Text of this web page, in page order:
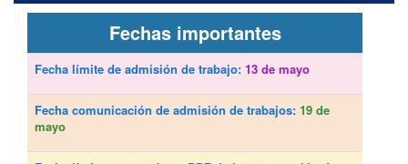
Fechas importantes
Fecha límite de admisión de trabajo: 13 de mayo
Fecha comunicación de admisión de trabajos: 19 de
mayo